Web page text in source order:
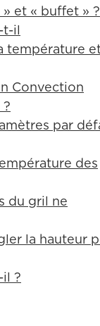
et « buffet » ?
t-il
température
Convection
par
des
du gril ne
la hauteur
?